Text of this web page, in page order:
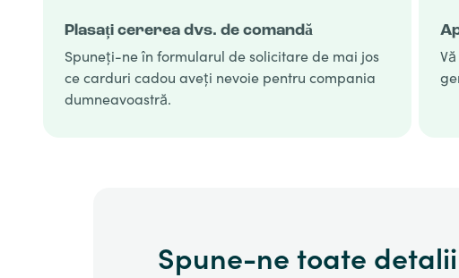
Plasați cererea dvs. de comandă
Spuneți-ne în formularul de solicitare de mai jos
ce carduri cadou aveți nevoie pentru compania
dumneavoastră.
Spune-ne toate